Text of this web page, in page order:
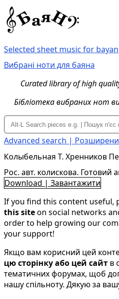
Selected sheet music for bayan
Вибрані ноти для баяна
Curated library of high
Бібліотека вибраних нот
Advanced search |
Колыбельная Т. Хренников
Рос. авт. колискова. Готовий
Download | Завантажити
If you find this content useful,
this siteon social networks
order to help growing our
your support!
Якщо вам корисний цей
цю сторінку або цей сайт в
тематичних форумах, щоб
нашу спільноту. Дякую за